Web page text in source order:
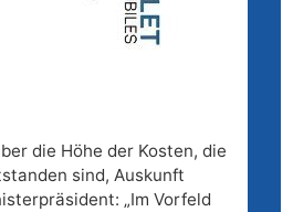
die Höhe der Kosten, die
sind, Auskunft
„Im Vorfeld